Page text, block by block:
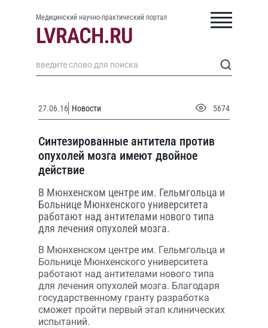
Медицинский научно-практический портал
27.06.16 Новости 5674
Синтезированные антитела против
опухолей мозга имеют двойное
действие
В Мюнхенском центре им. Гельмгольца и
Больнице Мюнхенского университета
работают над антителами нового типа
для лечения опухолей мозга.
В Мюнхенском центре им. Гельмгольца и
Больнице Мюнхенского университета
работают над антителами нового типа
для лечения опухолей мозга. Благодаря
государственному гранту разработка
сможет пройти первый этап клинических
испытаний.